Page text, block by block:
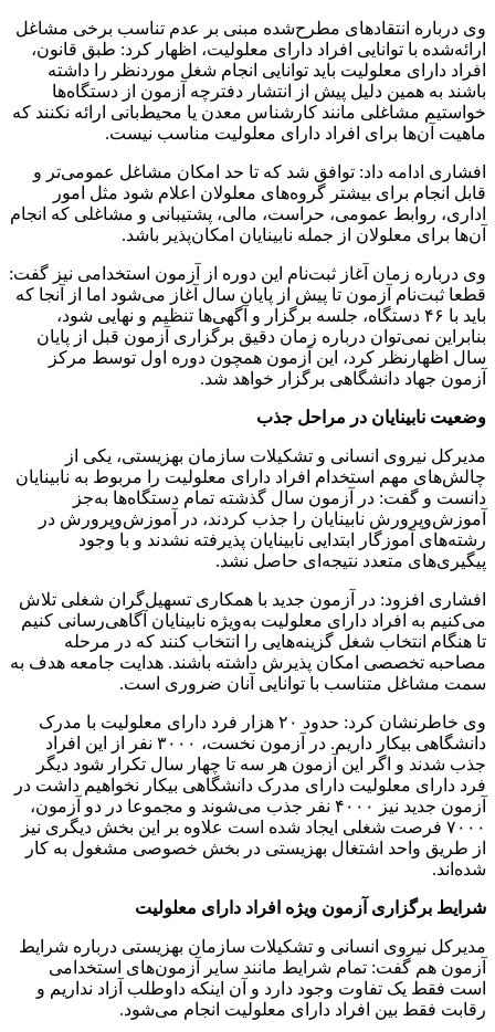
وی درباره انتقادهای مطرح‌شده مبنی بر عدم تناسب برخی مشاغل
ارائه‌شده با توانایی افراد دارای معلولیت، اظهار کرد: طبق قانون،
افراد دارای معلولیت باید توانایی انجام شغل موردنظر را داشته
باشند به همین دلیل پیش از انتشار دفترچه آزمون از دستگاه‌ها
خواستیم مشاغلی مانند کارشناس معدن یا محیط‌بانی ارائه نکنند که
ماهیت آن‌ها برای افراد دارای معلولیت مناسب نیست.
افشاری ادامه داد: توافق شد که تا حد امکان مشاغل عمومی‌تر و
قابل انجام برای بیشتر گروه‌های معلولان اعلام شود مثل امور
اداری، روابط عمومی، حراست، مالی، پشتیبانی و مشاغلی که انجام
آن‌ها برای معلولان از جمله نابینایان امکان‌پذیر باشد.
وی درباره زمان آغاز ثبت‌نام این دوره از آزمون استخدامی نیز گفت:
قطعا ثبت‌نام آزمون تا پیش از پایان سال آغاز می‌شود اما از آنجا که
باید با ۴۶ دستگاه، جلسه برگزار و آگهی‌ها تنظیم و نهایی شود،
بنابراین نمی‌توان درباره زمان دقیق برگزاری آزمون قبل از پایان
سال اظهارنظر کرد، این آزمون همچون دوره اول توسط مرکز
آزمون جهاد دانشگاهی برگزار خواهد شد.
وضعیت نابینایان در مراحل جذب
مدیرکل نیروی انسانی و تشکیلات سازمان بهزیستی، یکی از
چالش‌های مهم استخدام افراد دارای معلولیت را مربوط به نابینایان
دانست و گفت: در آزمون سال گذشته تمام دستگاه‌ها به‌جز
آموزش‌وپرورش نابینایان را جذب کردند، در آموزش‌وپرورش در
رشته‌های آموزگار ابتدایی نابینایان پذیرفته نشدند و با وجود
پیگیری‌های متعدد نتیجه‌ای حاصل نشد.
افشاری افزود: در آزمون جدید با همکاری تسهیل‌گران شغلی تلاش
می‌کنیم به افراد دارای معلولیت به‌ویژه نابینایان آگاهی‌رسانی کنیم
تا هنگام انتخاب شغل گزینه‌هایی را انتخاب کنند که در مرحله
مصاحبه تخصصی امکان پذیرش داشته باشند. هدایت جامعه هدف به
سمت مشاغل متناسب با توانایی آنان ضروری است.
وی خاطرنشان کرد: حدود ۲۰ هزار فرد دارای معلولیت با مدرک
دانشگاهی بیکار داریم. در آزمون نخست، ۳۰۰۰ نفر از این افراد
جذب شدند و اگر این آزمون هر سه تا چهار سال تکرار شود دیگر
فرد دارای معلولیت دارای مدرک دانشگاهی بیکار نخواهیم داشت در
آزمون جدید نیز ۴۰۰۰ نفر جذب می‌شوند و مجموعا در دو آزمون،
۷۰۰۰ فرصت شغلی ایجاد شده است علاوه بر این بخش دیگری نیز
از طریق واحد اشتغال بهزیستی در بخش خصوصی مشغول به کار
شده‌اند.
شرایط برگزاری آزمون ویژه افراد دارای معلولیت
مدیرکل نیروی انسانی و تشکیلات سازمان بهزیستی درباره شرایط
آزمون هم گفت: تمام شرایط مانند سایر آزمون‌های استخدامی
است فقط یک تفاوت وجود دارد و آن اینکه داوطلب آزاد نداریم و
رقابت فقط بین افراد دارای معلولیت انجام می‌شود.